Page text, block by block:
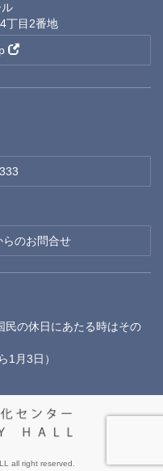
丁目2番地
らのお問合せ
民の休日にあたる時はその
1月3日）
all right reserved.